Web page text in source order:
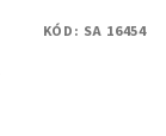
KÓD: SA 16454